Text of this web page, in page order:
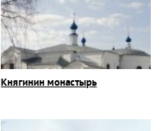
Княгинин монастырь